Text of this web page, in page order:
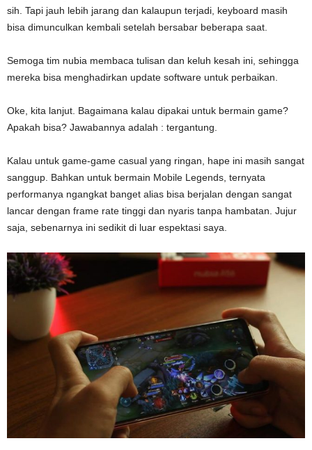
sih. Tapi jauh lebih jarang dan kalaupun terjadi, keyboard masih
bisa dimunculkan kembali setelah bersabar beberapa saat.
Semoga tim nubia membaca tulisan dan keluh kesah ini, sehingga
mereka bisa menghadirkan update software untuk perbaikan.
Oke, kita lanjut. Bagaimana kalau dipakai untuk bermain game?
Apakah bisa? Jawabannya adalah : tergantung.
Kalau untuk game-game casual yang ringan, hape ini masih sangat
sanggup. Bahkan untuk bermain Mobile Legends, ternyata
performanya ngangkat banget alias bisa berjalan dengan sangat
lancar dengan frame rate tinggi dan nyaris tanpa hambatan. Jujur
saja, sebenarnya ini sedikit di luar espektasi saya.